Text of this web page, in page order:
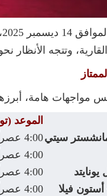
وتتجه الأنظار
مواجهات هامة،
الموعد
4:00 عصراً
4:00 عصراً
4:00 عصراً
4:00 عصراً